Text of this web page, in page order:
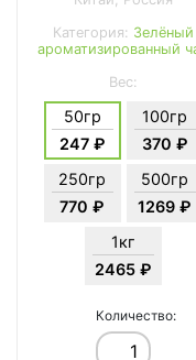
Категория: Зелёный
ароматизированный
Вес:
50гр
247 ₽
100гр
370 ₽
250гр
770 ₽
500гр
1269 ₽
1кг
2465 ₽
Количество: